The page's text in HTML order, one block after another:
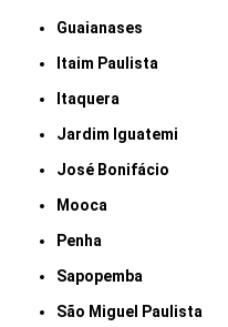
Guaianases
Itaim Paulista
Itaquera
Jardim Iguatemi
José Bonifácio
Mooca
Penha
Sapopemba
São Miguel Paulista